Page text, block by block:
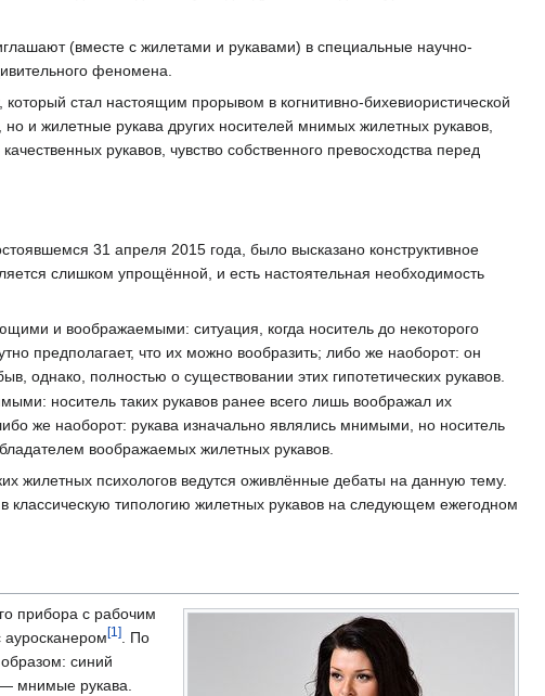
(вместе с жилетами и рукавами) в специальные научно-
феномена.
стал настоящим прорывом в когнитивно-бихевиористической
и жилетные рукава других носителей мнимых жилетных рукавов,
рукавов, чувство собственного превосходства перед
31 апреля 2015 года, было высказано конструктивное
слишком упрощённой, и есть настоятельная необходимость
и воображаемыми: ситуация, когда носитель до некоторого
предполагает, что их можно вообразить; либо же наоборот: он
однако, полностью о существовании этих гипотетических рукавов.
носитель таких рукавов ранее всего лишь воображал их
же наоборот: рукава изначально являлись мнимыми, но носитель
воображаемых жилетных рукавов.
жилетных психологов ведутся оживлённые дебаты на данную тему.
классическую типологию жилетных рукавов на следующем ежегодном
прибора с рабочим
ауросканером[1]. По
синий
мнимые рукава.